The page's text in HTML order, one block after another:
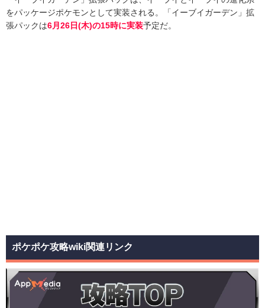
をパッケージポケモンとして実装される。「イーブイガーデン」拡
張パックは6月26日(木)の15時に実装予定だ。
ポケポケ攻略wiki関連リンク